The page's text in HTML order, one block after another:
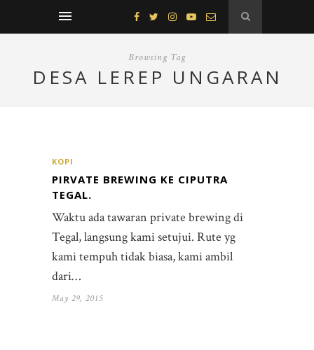
Browsing Tag
DESA LEREP UNGARAN
KOPI
PIRVATE BREWING KE CIPUTRA
TEGAL.
Waktu ada tawaran private brewing di
Tegal, langsung kami setujui. Rute yg
kami tempuh tidak biasa, kami ambil
dari…
May 29, 2015